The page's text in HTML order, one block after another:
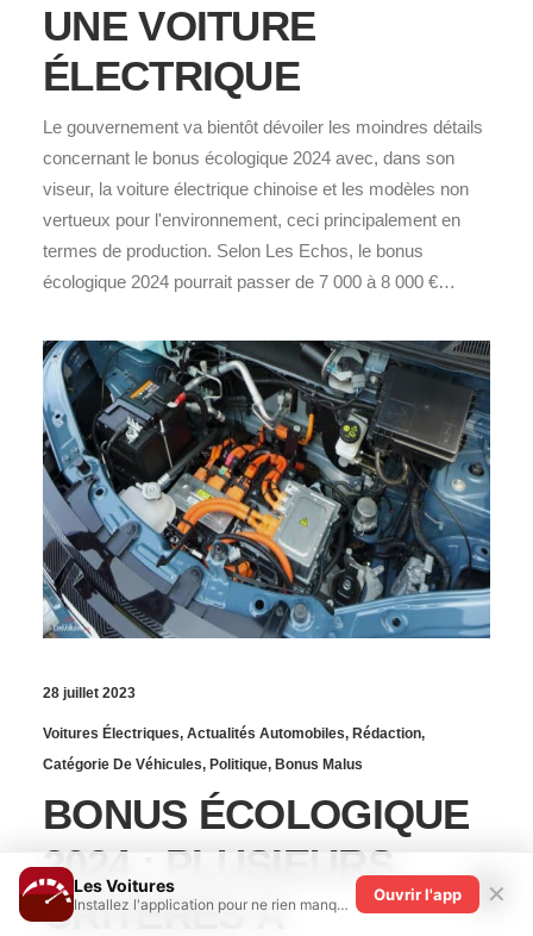
UNE VOITURE
ÉLECTRIQUE
Le gouvernement va bientôt dévoiler les moindres détails
concernant le bonus écologique 2024 avec, dans son
viseur, la voiture électrique chinoise et les modèles non
vertueux pour l'environnement, ceci principalement en
termes de production. Selon Les Echos, le bonus
écologique 2024 pourrait passer de 7 000 à 8 000 €…
28 juillet 2023
Voitures Électriques, Actualités Automobiles, Rédaction,
Catégorie De Véhicules, Politique, Bonus Malus
BONUS ÉCOLOGIQUE
2024 : PLUSIEURS
CRITÈRES À
Les Voitures
Installez l'application pour ne rien manquer !
Ouvrir l'app ✕